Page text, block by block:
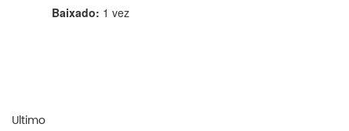
Baixado: 1 vez
Ultimo